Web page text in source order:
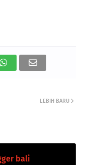
LEBIH BARU
bali